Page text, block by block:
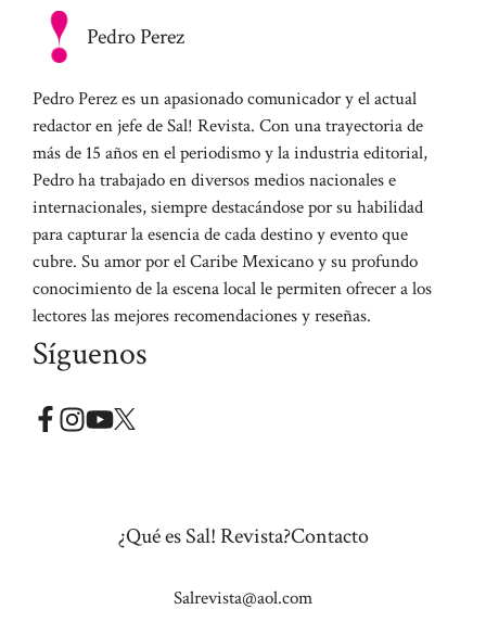
Pedro Perez
Pedro Perez es un apasionado comunicador y el actual
redactor en jefe de Sal! Revista. Con una trayectoria de
más de 15 años en el periodismo y la industria editorial,
Pedro ha trabajado en diversos medios nacionales e
internacionales, siempre destacándose por su habilidad
para capturar la esencia de cada destino y evento que
cubre. Su amor por el Caribe Mexicano y su profundo
conocimiento de la escena local le permiten ofrecer a los
lectores las mejores recomendaciones y reseñas.
Síguenos
¿Qué es Sal! Revista?Contacto
Salrevista@aol.com